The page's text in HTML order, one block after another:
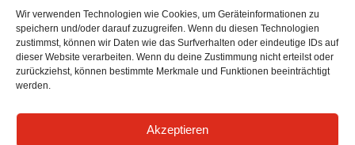
Wir verwenden Technologien wie Cookies, um Geräteinformationen zu
speichern und/oder darauf zuzugreifen. Wenn du diesen Technologien
zustimmst, können wir Daten wie das Surfverhalten oder eindeutige IDs auf
dieser Website verarbeiten. Wenn du deine Zustimmung nicht erteilst oder
zurückziehst, können bestimmte Merkmale und Funktionen beeinträchtigt
werden.
Akzeptieren
Kraft gesetzt werden.